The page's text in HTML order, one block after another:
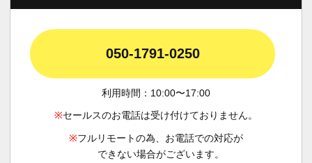
050-1791-0250
利用時間：10:00〜17:00
※セールスのお電話は受け付けておりません。
※フルリモートの為、お電話での対応が
できない場合がございます。